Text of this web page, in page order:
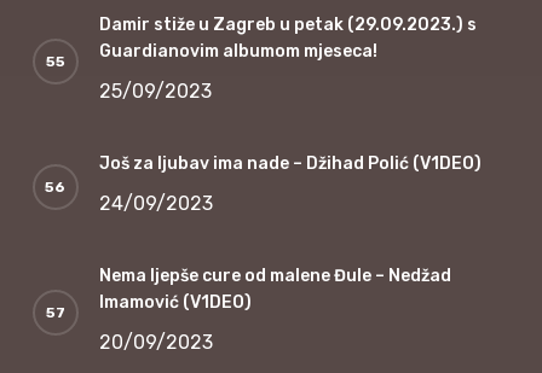
Damir stiže u Zagreb u petak (29.09.2023.) s
Guardianovim albumom mjeseca!
25/09/2023
Još za ljubav ima nade – Džihad Polić (V1DEO)
24/09/2023
Nema ljepše cure od malene Đule – Nedžad
Imamović (V1DEO)
20/09/2023